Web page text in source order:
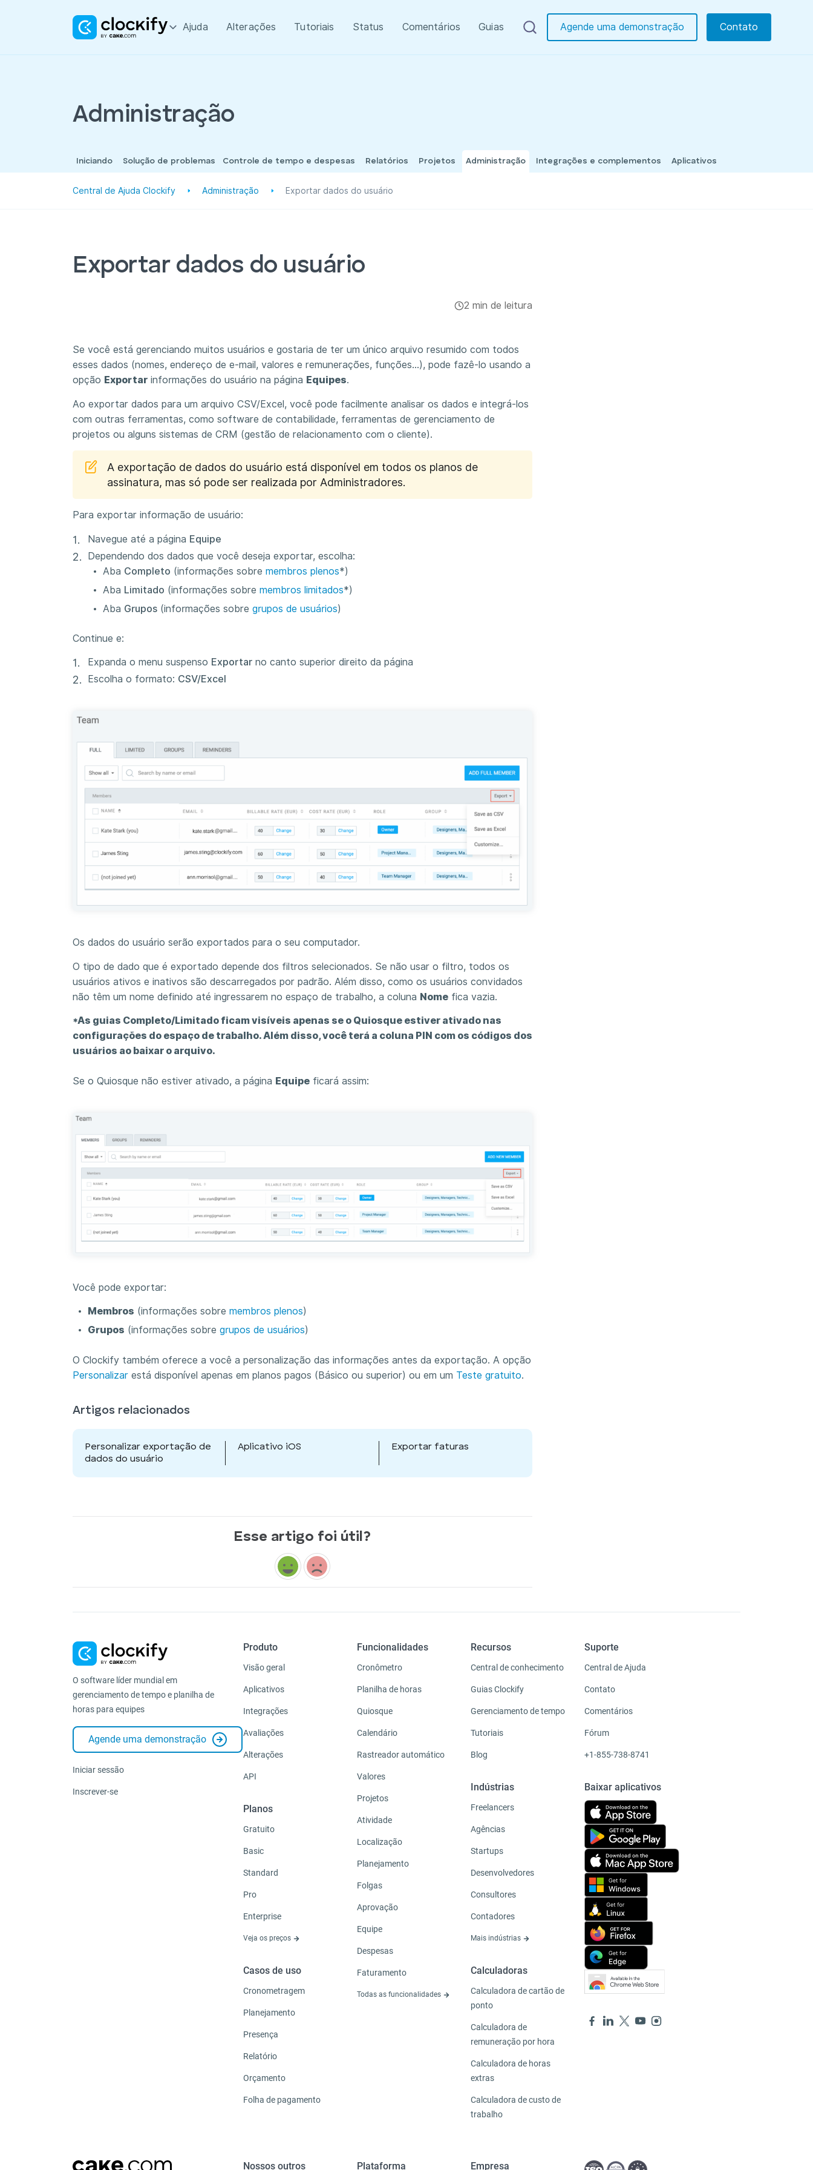
Ajuda Alterações Tutoriais Status Comentários Guias Agende uma demonstração Contato
Administração
Integrações e complementos
Iniciando Controle de tempo e despesas Relatórios Projetos Administração Aplicativos
Solução de problemas
Central de Ajuda Clockify Administração Exportar dados do usuário
Exportar dados do usuário
2 min de leitura
Se você está gerenciando muitos usuários e gostaria de ter um único arquivo resumido com todos
esses dados (nomes, endereço de e-mail, valores e remunerações, funções...), pode fazê-lo usando a
opção Exportar informações do usuário na página Equipes.
Ao exportar dados para um arquivo CSV/Excel, você pode facilmente analisar os dados e integrá-los
com outras ferramentas, como software de contabilidade, ferramentas de gerenciamento de
projetos ou alguns sistemas de CRM (gestão de relacionamento com o cliente).
A exportação de dados do usuário está disponível em todos os planos de
assinatura, mas só pode ser realizada por Administradores.
Para exportar informação de usuário:
Navegue até a página Equipe
Dependendo dos dados que você deseja exportar, escolha:
Aba Completo (informações sobre membros plenos*)
Aba Limitado (informações sobre membros limitados*)
Aba Grupos (informações sobre grupos de usuários)
Continue e:
Expanda o menu suspenso Exportar no canto superior direito da página
Escolha o formato: CSV/Excel
Os dados do usuário serão exportados para o seu computador.
O tipo de dado que é exportado depende dos filtros selecionados. Se não usar o filtro, todos os
usuários ativos e inativos são descarregados por padrão. Além disso, como os usuários convidados
não têm um nome definido até ingressarem no espaço de trabalho, a coluna Nome fica vazia.
*As guias Completo/Limitado ficam visíveis apenas se o Quiosque estiver ativado nas
configurações do espaço de trabalho. Além disso, você terá a coluna PIN com os códigos dos
usuários ao baixar o arquivo.
Se o Quiosque não estiver ativado, a página Equipe ficará assim:
Você pode exportar:
Membros (informações sobre membros plenos)
Grupos (informações sobre grupos de usuários)
O Clockify também oferece a você a personalização das informações antes da exportação. A opção
Personalizar está disponível apenas em planos pagos (Básico ou superior) ou em um Teste gratuito.
Artigos relacionados
Personalizar exportação de
dados do usuário
Aplicativo iOS Exportar faturas
Esse artigo foi útil?
O software líder mundial em
gerenciamento de tempo e planilha de
horas para equipes
Agende uma demonstração
Iniciar sessão
Inscrever-se
Produto
Visão geral
Aplicativos
Integrações
Avaliações
Alterações
API
Planos
Gratuito
Basic
Standard
Pro
Enterprise
Veja os preços
Casos de uso
Cronometragem
Planejamento
Presença
Relatório
Orçamento
Folha de pagamento
Funcionalidades
Cronômetro
Planilha de horas
Quiosque
Calendário
Rastreador automático
Valores
Projetos
Atividade
Localização
Planejamento
Folgas
Aprovação
Equipe
Despesas
Faturamento
Todas as funcionalidades
Recursos
Central de conhecimento
Guias Clockify
Gerenciamento de tempo
Tutoriais
Blog
Indústrias
Freelancers
Agências
Startups
Desenvolvedores
Consultores
Contadores
Mais indústrias
Calculadoras
Calculadora de cartão de
ponto
Calculadora de
remuneração por hora
Calculadora de horas
extras
Calculadora de custo de
trabalho
Suporte
Central de Ajuda
Contato
Comentários
Fórum
+1-855-738-8741
Baixar aplicativos
Nossos outros Plataforma Empresa